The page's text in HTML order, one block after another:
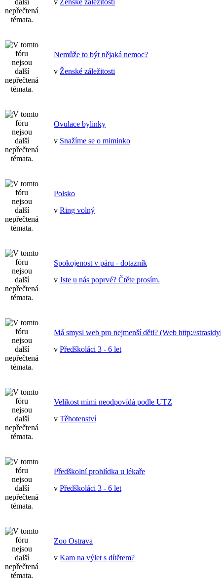
v Ženské záležitosti
Nemůže to být nějaká nemoc?
v Ženské záležitosti
Ovulace bylinky
v Snažíme se o miminko
Polsko
v Ring volný
Spokojenost v páru - dotazník
v Jste u nás poprvé? Čtěte prosím.
Má smysl web pro nejmenší děti? (Web http://
v Předškoláci 3 - 6 let
Velikost mimi neodpovídá podle UTZ
v Těhotenství
Předškolní prohlídka u lékaře
v Předškoláci 3 - 6 let
Zoo Ostrava
v Kam na výlet s dítětem?